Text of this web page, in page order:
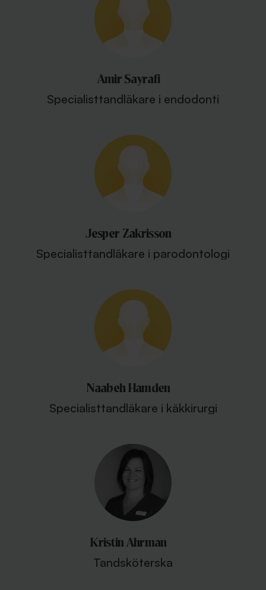
Amir Sayrafi
Specialisttandläkare i endodonti
Jesper Zakrisson
Specialisttandläkare i parodontologi
Naabeh Hamden
Specialisttandläkare i käkkirurgi
Kristin Ahrman
Tandsköterska